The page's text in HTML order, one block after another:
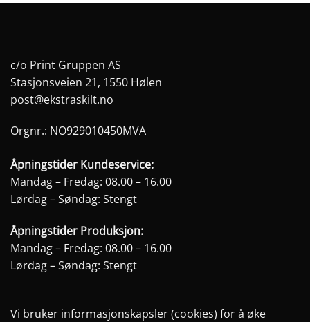
c/o Print Gruppen AS
Stasjonsveien 21, 1550 Hølen
post@ekstraskilt.no
Orgnr.: NO929010450MVA
Åpningstider Kundeservice:
Mandag – Fredag: 08.00 – 16.00
Lørdag – Søndag: Stengt
Åpningstider Produksjon:
Mandag – Fredag: 08.00 – 16.00
Lørdag – Søndag: Stengt
Vi bruker informasjonskapsler (cookies) for å øke